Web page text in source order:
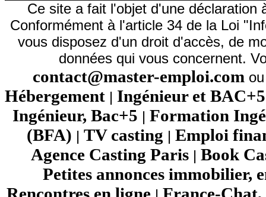
Ce site a fait l'objet d'une déclaration
Conformément à l'article 34 de la Loi
vous disposez d'un droit d'accès, de
données qui vous concernent.
contact@master-emploi.com
Hébergement | Ingénieur et
Ingénieur, Bac+5 | Formation
(BFA) | TV casting | Emploi
Agence Casting Paris | Book
Petites annonces immobilier,